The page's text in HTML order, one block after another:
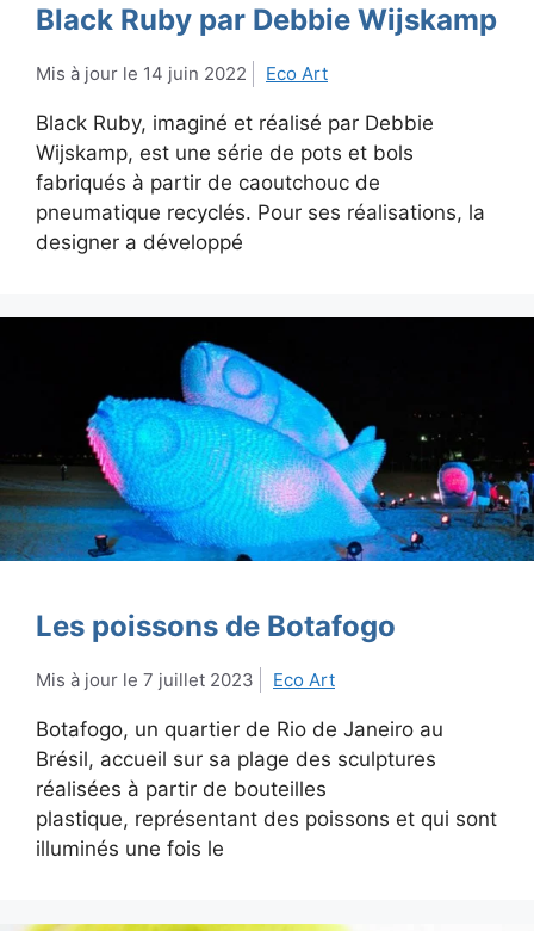
Black Ruby par Debbie Wijskamp
14 juin 2022 Eco Art
Black Ruby, imaginé et réalisé par Debbie
Wijskamp, est une série de pots et bols
fabriqués à partir de caoutchouc de
pneumatique recyclés. Pour ses réalisations, la
designer a développé
Les poissons de Botafogo
7 juillet 2023 Eco Art
Botafogo, un quartier de Rio de Janeiro au
Brésil, accueil sur sa plage des sculptures
réalisées à partir de bouteilles
plastique, représentant des poissons et qui sont
illuminés une fois le